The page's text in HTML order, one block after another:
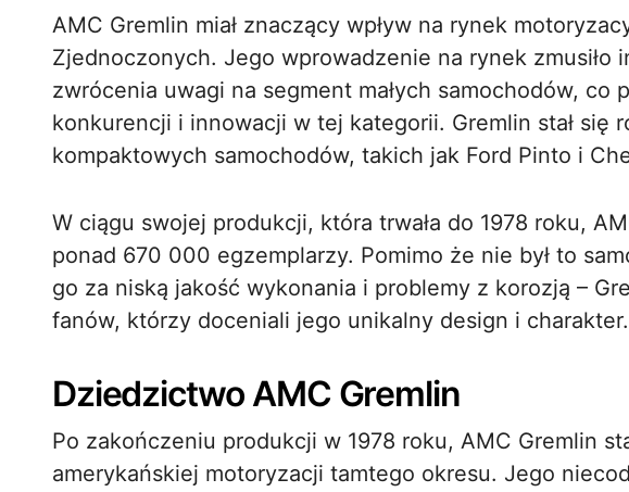
AMC Gremlin miał znaczący wpływ na rynek
Zjednoczonych. Jego wprowadzenie na rynek zmusiło
zwrócenia uwagi na segment małych samochodów, co
konkurencji i innowacji w tej kategorii. Gremlin stał się
kompaktowych samochodów, takich jak Ford Pinto i
W ciągu swojej produkcji, która trwała do 1978 roku,
ponad 670 000 egzemplarzy. Pomimo że nie był to
go za niską jakość wykonania i problemy z korozją –
fanów, którzy doceniali jego unikalny design i charakter.
Dziedzictwo AMC Gremlin
Po zakończeniu produkcji w 1978 roku, AMC Gremlin
amerykańskiej motoryzacji tamtego okresu. Jego